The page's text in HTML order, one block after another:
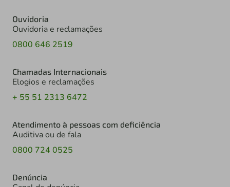
Ouvidoria
Ouvidoria e reclamações
0800 646 2519
Chamadas Internacionais
Elogios e reclamações
+ 55 51 2313 6472
Atendimento à pessoas com deficiência
Auditiva ou de fala
0800 724 0525
Denúncia